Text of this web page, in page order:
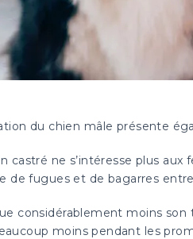
du chien mâle présente
castré ne s’intéresse plus aux
de fugues et de bagarres
considérablement moins son
moins pendant les